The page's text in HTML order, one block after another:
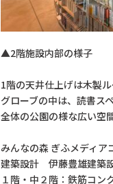
▲2階施設内部
1階の天井仕上げは木製
グローブの中は、読書ス
全体の公園の様な広い空
みんなの森 ぎふメディア
建築設計 伊藤豊雄建築
１階・中２階：鉄筋コン